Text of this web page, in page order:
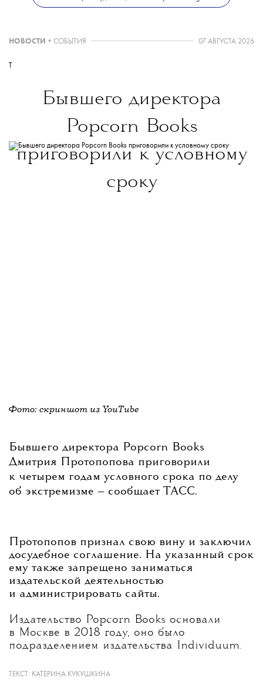
НОВОСТИ • СОБЫТИЯ 07 АВГУСТА 2026
T
Бывшего директора
Popcorn Books
приговорили к условному
сроку
Фото: скриншот из YouTube
Бывшего директора Popcorn Books
Дмитрия Протопопова приговорили
к четырем годам условного срока по делу
об экстремизме — сообщает ТАСС.
Протопопов признал свою вину и заключил
досудебное соглашение. На указанный срок
ему также запрещено заниматься
издательской деятельностью
и администрировать сайты.
Издательство Popcorn Books основали
в Москве в 2018 году, оно было
подразделением издательства Individuum.
в распространении ЛГБТ*-литературы.
ТЕКСТ: КАТЕРИНА КУКУШКИНА